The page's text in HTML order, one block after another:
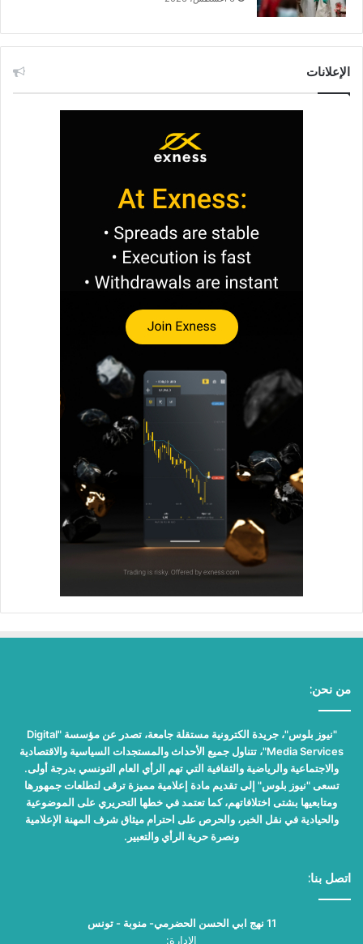
الإعلانات
من نحن:
"نيوز بلوس"، جريدة الكترونية مستقلة جامعة، تصدر عن مؤسسة "Digital
Media Services"، تتناول جميع الأحداث والمستجدات السياسية والاقتصادية
والاجتماعية والرياضية والثقافية التي تهم الرأي العام التونسي بدرجة أولى.
تسعى "نيوز بلوس" إلى تقديم مادة إعلامية مميزة ترقى لتطلعات جمهورها
ومتابعيها بشتى اختلافاتهم، كما تعتمد في خطها التحريري على الموضوعية
والحيادية في نقل الخبر، والحرص على احترام ميثاق شرف المهنة الإعلامية
ونصرة حرية الرأي والتعبير.
اتصل بنا:
11 نهج ابي الحسن الحضرمي- منوبة - تونس
الإدارة: